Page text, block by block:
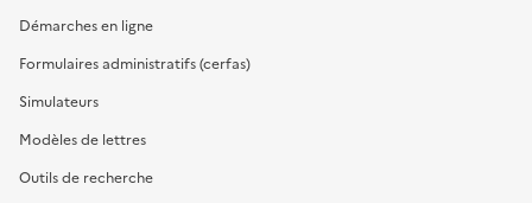
Démarches en ligne
Formulaires administratifs (cerfas)
Simulateurs
Modèles de lettres
Outils de recherche